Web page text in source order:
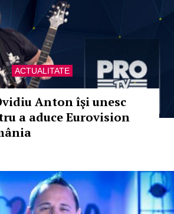
ACTUALITATE
Anton îşi unesc
a aduce Eurovision